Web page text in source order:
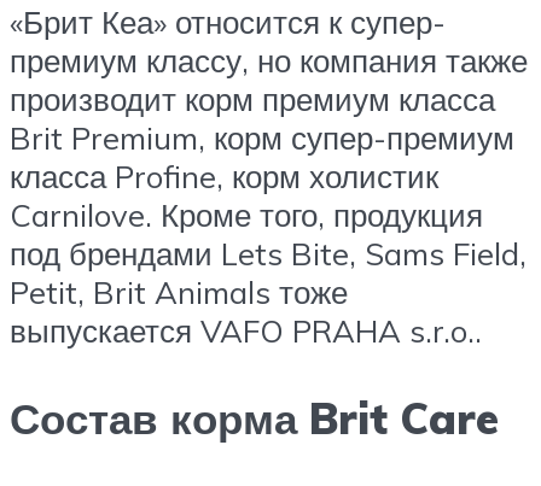
«Брит Кеа» относится к супер-
премиум классу, но компания также
производит корм премиум класса
Brit Premium, корм супер-премиум
класса Profine, корм холистик
Carnilove. Кроме того, продукция
под брендами Lets Bite, Sams Field,
Petit, Brit Animals тоже
выпускается VAFO PRAHA s.r.o..
Состав корма Brit Care